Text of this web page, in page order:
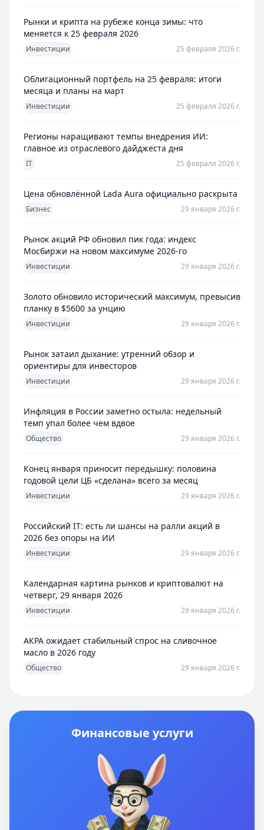
Рынки и крипта на рубеже конца зимы: что
меняется к 25 февраля 2026
Инвестиции 25 февраля 2026 г.
Облигационный портфель на 25 февраля: итоги
месяца и планы на март
Инвестиции 25 февраля 2026 г.
Регионы наращивают темпы внедрения ИИ:
главное из отраслевого дайджеста дня
IT 25 февраля 2026 г.
Цена обновлённой Lada Aura официально раскрыта
Бизнес 29 января 2026 г.
Рынок акций РФ обновил пик года: индекс
Мосбиржи на новом максимуме 2026-го
Инвестиции 29 января 2026 г.
Золото обновило исторический максимум, превысив
планку в $5600 за унцию
Инвестиции 29 января 2026 г.
Рынок затаил дыхание: утренний обзор и
ориентиры для инвесторов
Инвестиции 29 января 2026 г.
Инфляция в России заметно остыла: недельный
темп упал более чем вдвое
Общество 29 января 2026 г.
Конец января приносит передышку: половина
годовой цели ЦБ «сделана» всего за месяц
Инвестиции 29 января 2026 г.
Российский IT: есть ли шансы на ралли акций в
2026 без опоры на ИИ
Инвестиции 29 января 2026 г.
Календарная картина рынков и криптовалют на
четверг, 29 января 2026
Инвестиции 29 января 2026 г.
АКРА ожидает стабильный спрос на сливочное
масло в 2026 году
Общество 29 января 2026 г.
Финансовые услуги